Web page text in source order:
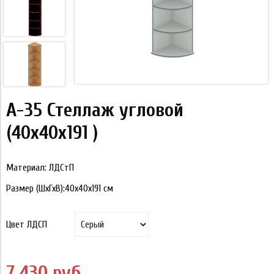
А-35 Стеллаж угловой
(40x40x191 )
Материал: ЛДСтП
Размер (ШхГхВ):40x40x191 см
Цвет ЛДСП